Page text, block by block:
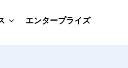
エンタープライズ